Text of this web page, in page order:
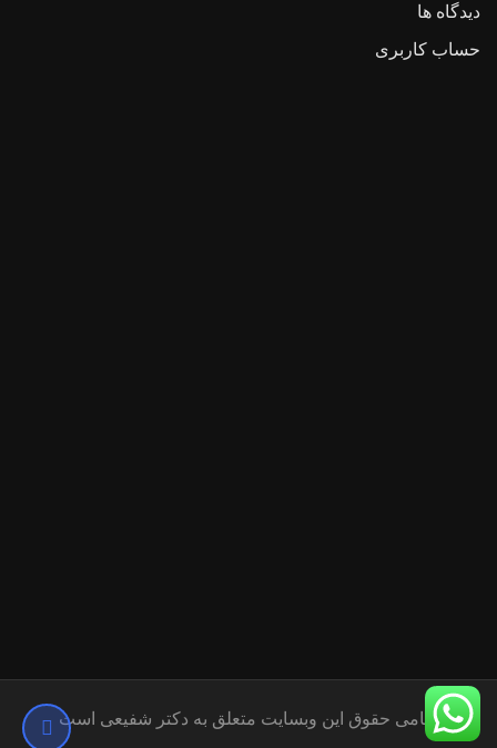
دیدگاه ها
حساب کاربری
تمامی حقوق این وبسایت متعلق به دکتر شفیعی است